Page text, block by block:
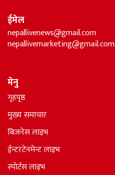
ईमेल
nepallivenews@gmail.com
nepallivemarketing@gmail.com
मेनु
गृहपृष्ठ
मुख्य समाचार
बिजनेस लाइभ
ईन्टरटेनमेन्ट लाइभ
स्पोर्टस लाइभ